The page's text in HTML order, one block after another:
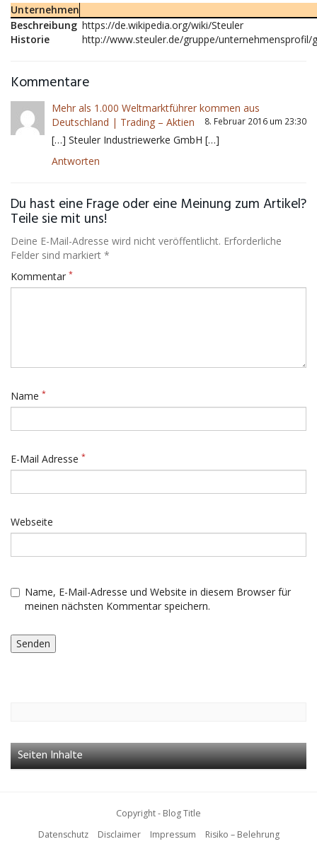
Unternehmen
Beschreibung https://de.wikipedia.org/wiki/Steuler
Historie
http://www.steuler.de/gruppe/unternehmensprofil/
Kommentare
Mehr als 1.000 Weltmarktführer kommen aus
Deutschland | Trading – Aktien
8. Februar 2016 um 23:30
[…] Steuler Industriewerke GmbH […]
Antworten
Du hast eine Frage oder eine Meinung zum Artikel?
Teile sie mit uns!
Deine E-Mail-Adresse wird nicht veröffentlicht. Erforderliche
Felder sind markiert *
Kommentar *
Name *
E-Mail Adresse *
Webseite
Name, E-Mail-Adresse und Website in diesem Browser für
meinen nächsten Kommentar speichern.
Seiten Inhalte
Copyright - Blog Title
Datenschutz
Disclaimer Impressum Risiko – Belehrung